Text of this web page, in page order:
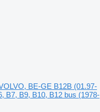
BE-GE B12B (01.97-
B7, B9, B10, B12 bus (1978-